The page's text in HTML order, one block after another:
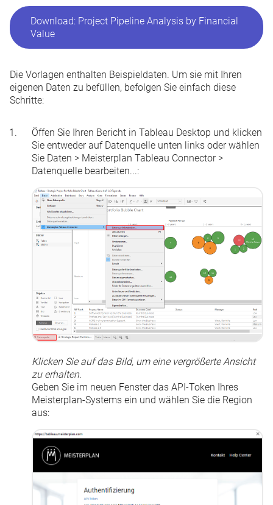
Download: Project Pipeline Analysis by Financial
Value
Die Vorlagen enthalten Beispieldaten. Um sie mit Ihren
eigenen Daten zu befüllen, befolgen Sie einfach diese
Schritte:
Öffen Sie Ihren Bericht in Tableau Desktop und klicken
Sie entweder auf Datenquelle unten links oder wählen
Sie Daten > Meisterplan Tableau Connector>
Datenquelle bearbeiten...:
Klicken Sie auf das Bild, um eine vergrößerte Ansicht
zu erhalten.
Geben Sie im neuen Fenster das API-Token Ihres
Meisterplan-Systems ein und wählen Sie die Region
aus: